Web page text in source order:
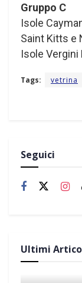
Gruppo C
Isole
Saint Kitts e
Isole
Tags: vetrina
Seguici
Ultimi